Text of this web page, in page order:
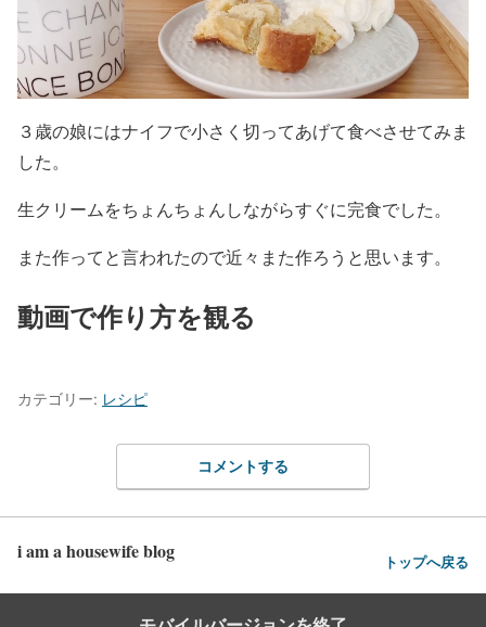
３歳の娘にはナイフで小さく切ってあげて食べさせてみま
した。
生クリームをちょんちょんしながらすぐに完食でした。
また作ってと言われたので近々また作ろうと思います。
動画で作り方を観る
カテゴリー: レシピ
コメントする
i am a housewife blog トップへ戻る